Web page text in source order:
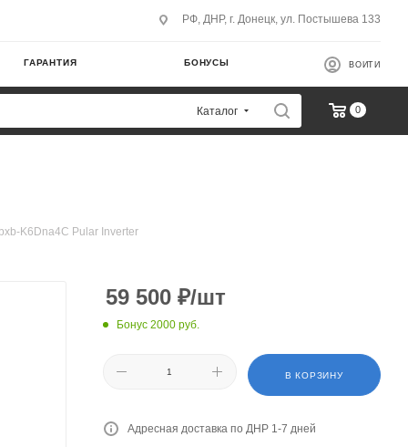
РФ, ДНР, г. Донецк, ул. Постышева 133
ГАРАНТИЯ БОНУСЫ ВОЙТИ
Каталог 0
K6Dna4C Pular Inverter
59 500 ₽/шт
Бонус 2000 руб.
В КОРЗИНУ
Адресная доставка по ДНР 1-7 дней